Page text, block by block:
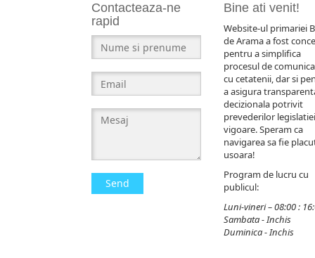
Contacteaza-ne
rapid
Send
Bine ati venit!
Website-ul primariei
de Arama a fost
pentru a simplifica
procesul de
cu cetatenii, dar si
a asigura
decizionala potrivit
prevederilor
vigoare. Speram ca
navigarea sa fie
usoara!
Program de lucru cu
publicul:
Luni-vineri – 08:00 :
Sambata - Inchis
Duminica - Inchis